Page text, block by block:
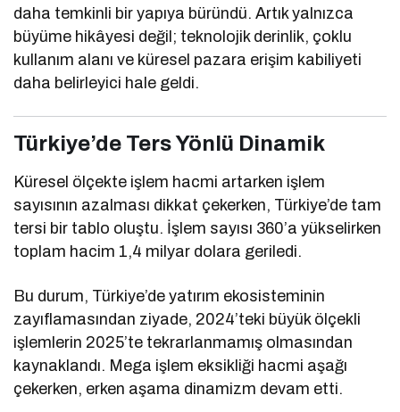
daha temkinli bir yapıya büründü. Artık yalnızca
büyüme hikâyesi değil; teknolojik derinlik, çoklu
kullanım alanı ve küresel pazara erişim kabiliyeti
daha belirleyici hale geldi.
Türkiye’de Ters Yönlü Dinamik
Küresel ölçekte işlem hacmi artarken işlem
sayısının azalması dikkat çekerken, Türkiye’de tam
tersi bir tablo oluştu. İşlem sayısı 360’a yükselirken
toplam hacim 1,4 milyar dolara geriledi.
Bu durum, Türkiye’de yatırım ekosisteminin
zayıflamasından ziyade, 2024’teki büyük ölçekli
işlemlerin 2025’te tekrarlanmamış olmasından
kaynaklandı. Mega işlem eksikliği hacmi aşağı
çekerken, erken aşama dinamizm devam etti.